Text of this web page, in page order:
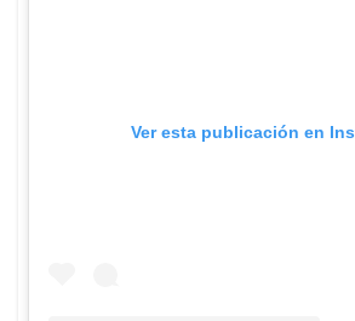
Ver esta publicación en